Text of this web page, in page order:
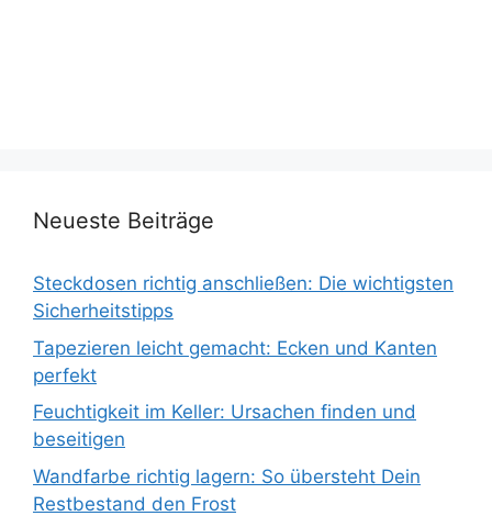
Neueste Beiträge
Steckdosen richtig anschließen: Die wichtigsten
Sicherheitstipps
Tapezieren leicht gemacht: Ecken und Kanten
perfekt
Feuchtigkeit im Keller: Ursachen finden und
beseitigen
Wandfarbe richtig lagern: So übersteht Dein
Restbestand den Frost